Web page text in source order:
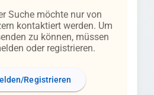
Suche möchte nur von
kontaktiert werden. Um
zu können, müssen
oder registrieren.
Registrieren